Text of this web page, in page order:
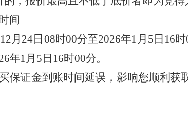
间
12月 24日 08时00分至2026年1 月 5 日 16时
6年1月 5 日 16时00分。
保证金到账时间延误，影响您顺利